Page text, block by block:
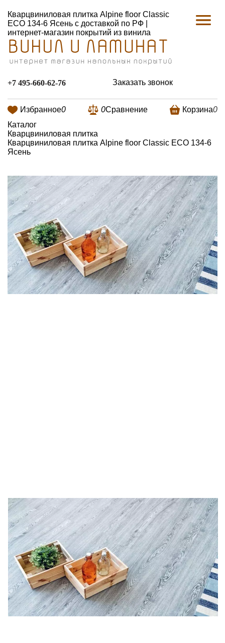
Кварцвиниловая плитка Alpine floor Classic
ЕСО 134-6 Ясень с доставкой по РФ |
интернет-магазин покрытий из винила
+7 495-660-62-76 Заказать звонок
Избранное0 0Сравнение Корзина0
Каталог
Кварцвиниловая плитка
Кварцвиниловая плитка Alpine floor Classic ЕСО 134-6
Ясень